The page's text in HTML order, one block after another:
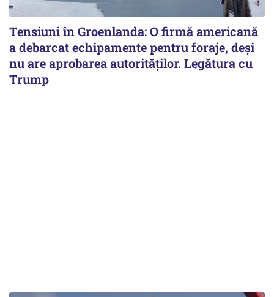
Tensiuni în Groenlanda: O firmă americană
a debarcat echipamente pentru foraje, deși
nu are aprobarea autorităților. Legătura cu
Trump